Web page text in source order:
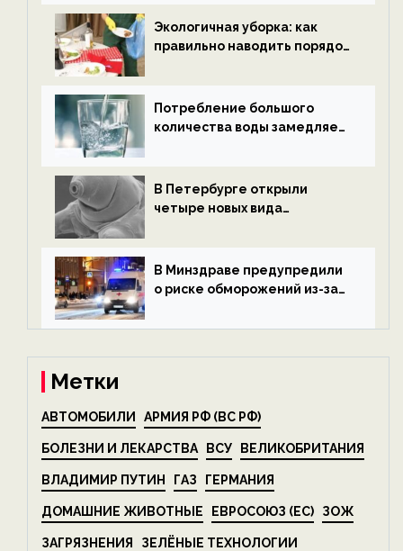
ECOportal
Экологичная уборка: как
правильно наводить порядок
Потребление большого
количества воды замедляет
В Петербурге открыли
четыре новых вида
экологии на ECOportal
В Минздраве предупредили
о риске обморожений из-за
на ECOportal
Метки
АВТОМОБИЛИ АРМИЯ РФ (ВС РФ)
БОЛЕЗНИ И ЛЕКАРСТВА ВСУ ВЕЛИКОБРИТАНИЯ
ВЛАДИМИР ПУТИН ГАЗ ГЕРМАНИЯ
ДОМАШНИЕ ЖИВОТНЫЕ ЕВРОСОЮЗ (ЕС) ЗОЖ
ЗАГРЯЗНЕНИЯ ЗЕЛЁНЫЕ ТЕХНОЛОГИИ